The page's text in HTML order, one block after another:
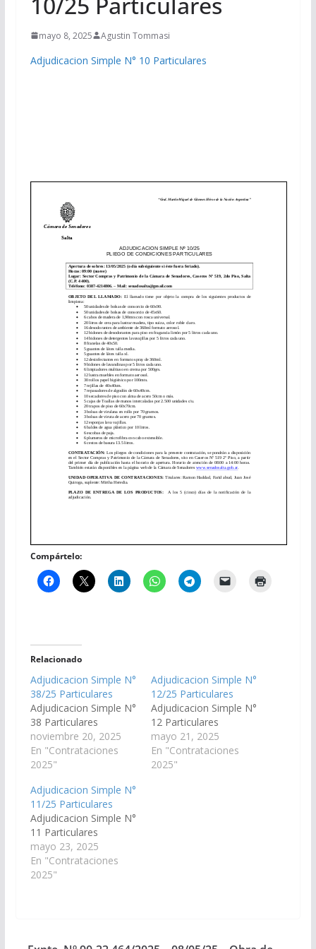
mayo 8, 2025 Agustin Tommasi
Adjudicacion Simple N° 10 Particulares
Compártelo:
Relacionado
Adjudicacion Simple N°
38/25 Particulares
Adjudicacion Simple N°
38 Particulares
noviembre 20, 2025
En "Contrataciones
2025"
Adjudicacion Simple N°
12/25 Particulares
Adjudicacion Simple N°
12 Particulares
mayo 21, 2025
En "Contrataciones
2025"
Adjudicacion Simple N°
11/25 Particulares
Adjudicacion Simple N°
11 Particulares
mayo 23, 2025
En "Contrataciones
2025"